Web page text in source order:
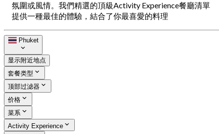
氛圍或風情。我們精選的頂級Activity Experience餐廳清單
提供一種最佳的體驗，結合了你最喜愛的料理
Phuket
显示附近地点
套餐类型
顶部过滤器
价格
菜系
Activity Experience